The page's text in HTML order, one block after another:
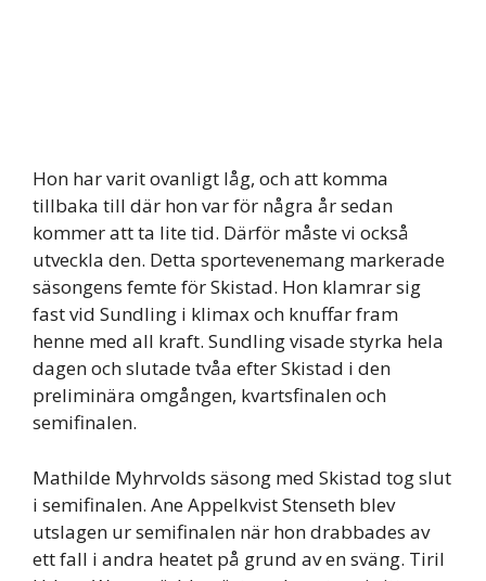
Hon har varit ovanligt låg, och att komma
tillbaka till där hon var för några år sedan
kommer att ta lite tid. Därför måste vi också
utveckla den. Detta sportevenemang markerade
säsongens femte för Skistad. Hon klamrar sig
fast vid Sundling i klimax och knuffar fram
henne med all kraft. Sundling visade styrka hela
dagen och slutade tvåa efter Skistad i den
preliminära omgången, kvartsfinalen och
semifinalen.
Mathilde Myhrvolds säsong med Skistad tog slut
i semifinalen. Ane Appelkvist Stenseth blev
utslagen ur semifinalen när hon drabbades av
ett fall i andra heatet på grund av en sväng. Tiril